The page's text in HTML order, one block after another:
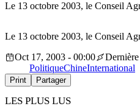
Le 13 octobre 2003, le Conseil
Le 13 octobre 2003, le Conseil
Oct 17, 2003 - 00:00
PolitiqueChineInternational
Print Partager
LES PLUS LUS